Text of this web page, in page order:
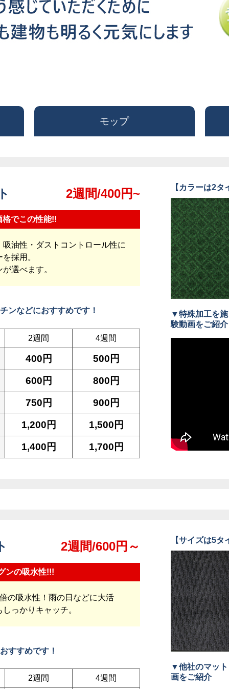
モップ
2週間/400円~
格でこの性能!!
油性・ダストコントロール性に
採用。
選べます。
ンなどにおすすめです！
2週間 4週間
400円 500円
600円 800円
750円 900円
1,200円 1,500円
1,400円 1,700円
【カラーは2
▼特殊加工を
験動画をご紹介
2週間/600円～
ンの吸水性!!!
の吸水性！雨の日などに大活
っかりキャッチ。
すすめです！
2週間 4週間
【サイズは5タ
▼他社のマッ
画をご紹介